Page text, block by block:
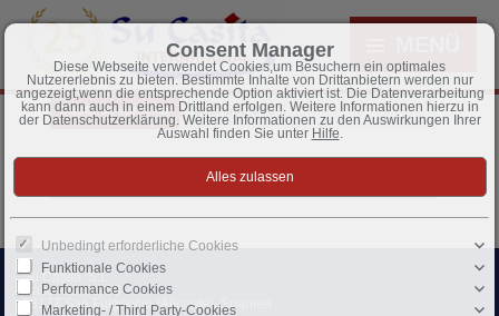
Costa de Almería über 500,000 €
Zur Zeit sind keine Objekte in dieser Rubrik vorhanden.
Su Casita, S.L.
Calle Atenas, 59
03177 San Fulgencio (Alicante), Spanien
Consent Manager
Diese Webseite verwendet Cookies,um Besuchern ein optimales
Nutzererlebnis zu bieten. Bestimmte Inhalte von Drittanbietern werden nur
angezeigt,wenn die entsprechende Option aktiviert ist. Die Datenverarbeitung
kann dann auch in einem Drittland erfolgen. Weitere Informationen hierzu in
der Datenschutzerklärung. Weitere Informationen zu den Auswirkungen Ihrer
Auswahl finden Sie unter Hilfe.
Unbedingt erforderliche Cookies
Funktionale Cookies
Performance Cookies
Marketing- / Third Party-Cookies